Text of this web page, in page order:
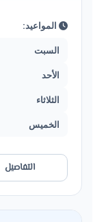
المواعيد:
السبت
الأحد
الثلاثاء
الخميس
التفاصيل